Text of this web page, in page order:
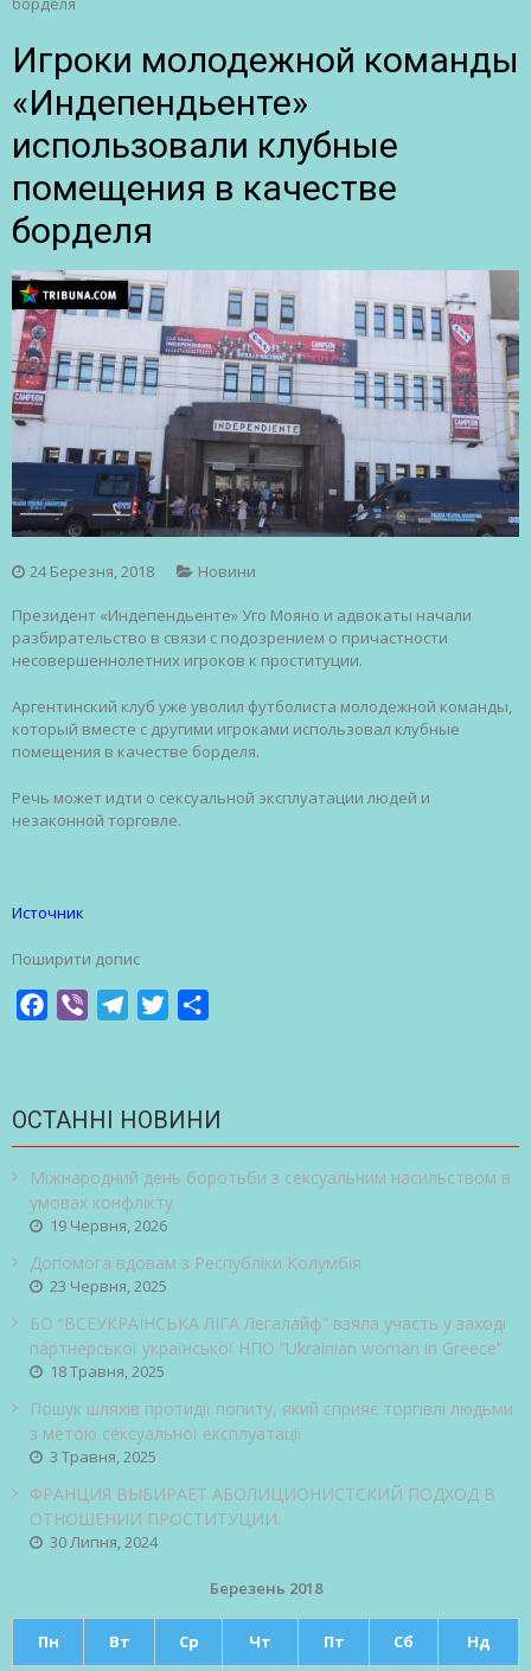
Игроки молодежной команды
«Индепендьенте»
использовали клубные
помещения в качестве
борделя
24 Березня, 2018 Новини
Президент «Индепендьенте» Уго Мояно и адвокаты начали
разбирательство в связи с подозрением о причастности
несовершеннолетних игроков к проституции.
Аргентинский клуб уже уволил футболиста молодежной команды,
который вместе с другими игроками использовал клубные
помещения в качестве борделя.
Речь может идти о сексуальной эксплуатации людей и
незаконной торговле.
Источник
Поширити допис
Facebook
Viber TelegramTwitter
ОСТАННІ НОВИНИ
Міжнародний день боротьби з сексуальним насильством в
умовах конфлікту
19 Червня, 2026
Допомога вдовам з Республіки Колумбія
23 Червня, 2025
БО “ВСЕУКРАЇНСЬКА ЛІГА Легалайф” взяла участь у заході
партнерської української НПО “Ukrainian woman in Greece”
18 Травня, 2025
Пошук шляхів протидії попиту, який сприяє торгівлі людьми
з метою сексуальної експлуатації
3 Травня, 2025
ФРАНЦИЯ ВЫБИРАЕТ АБОЛИЦИОНИСТСКИЙ ПОДХОД В
ОТНОШЕНИИ ПРОСТИТУЦИИ.
30 Липня, 2024
Березень 2018
Пн Вт Ср Чт Пт Сб Нд